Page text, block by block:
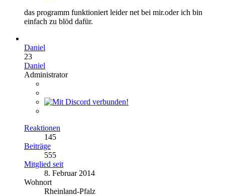
das programm funktioniert leider net bei mir.oder ich bin
einfach zu blöd dafür.
Daniel
23
Daniel
Administrator
Reaktionen
145
Beiträge
555
Mitglied seit
8. Februar 2014
Wohnort
Rheinland-Pfalz